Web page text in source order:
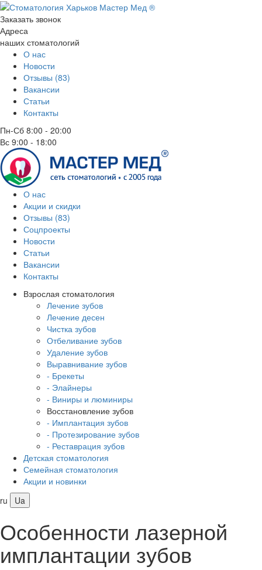
Заказать звонок
Адреса
наших стоматологий
О нас
Новости
Отзывы (83)
Вакансии
Статьи
Контакты
Пн-Сб 8:00 - 20:00
Вс 9:00 - 18:00
О нас
Акции и скидки
Отзывы (83)
Соцпроекты
Новости
Статьи
Вакансии
Контакты
Взрослая стоматология
Лечение зубов
Лечение десен
Чистка зубов
Отбеливание зубов
Удаление зубов
Выравнивание зубов
- Брекеты
- Элайнеры
- Виниры и люминиры
Восстановление зубов
- Имплантация зубов
- Протезирование зубов
- Реставрация зубов
Детская стоматология
Семейная стоматология
Акции и новинки
ru
Ua
Особенности лазерной
имплантации зубов